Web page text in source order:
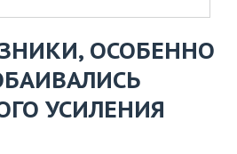
ОСОБЕННО
УСИЛЕНИЯ